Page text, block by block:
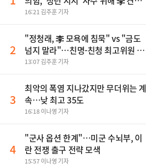
사활
16:21 김주훈 기자
2
"정청래, 李 모욕에 침묵" vs "금도
넘지 말라"…친명-친청 최고위원 후
보, 제주서 격돌
13:07 김주훈 기자
3
최악의 폭염 지나갔지만 무더위는 계
속…낮 최고 35도
16:18 이나영 기자
4
"군사 옵션 한계"…미군 수뇌부, 이
란 전쟁 출구 전략 모색
15:57 이나영 기자